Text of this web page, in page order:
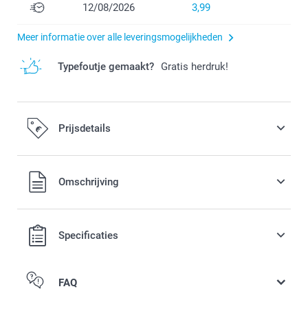
12/08/2026 3,99
Meer informatie over alle leveringsmogelijkheden
Typefoutje gemaakt? Gratis herdruk!
Prijsdetails
Alle prijzen zijn in EURO (€) inclusief BTW en exclusief
verzendkosten.Omschrijving
Specificaties
FAQ